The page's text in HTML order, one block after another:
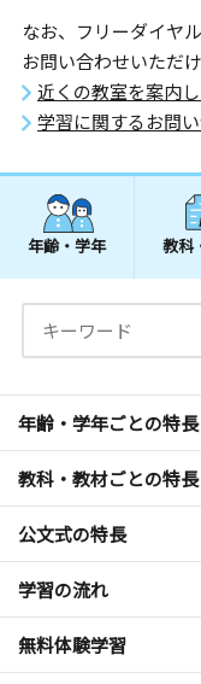
なお、フリーダイヤ
お問い合わせいただけ
近くの教室を案内
学習に関するお問
年齢・学年 教科
年齢・学年ごとの特長
教科・教材ごとの特長
公文式の特長
学習の流れ
無料体験学習